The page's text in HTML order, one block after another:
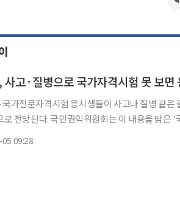
사고·질병으로 국가자격시험 못 보면
국가전문자격시험 응시생들이 사고나 질병 같
은 '국가전문 자격시험 응시료 환불사유 확대' 방안을 마련해 행정안전부,
09:28